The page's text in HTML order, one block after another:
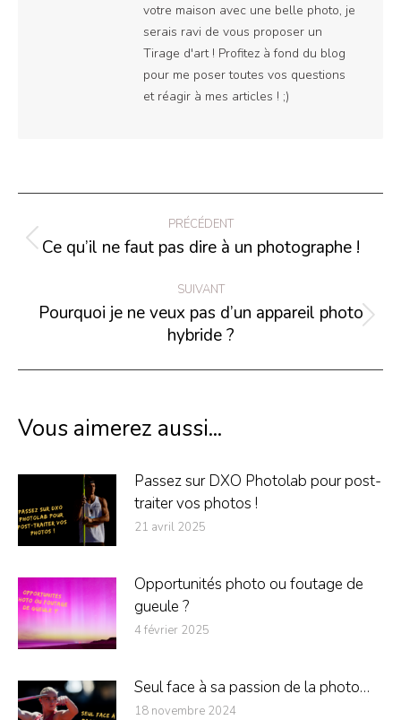
votre maison avec une belle photo, je
serais ravi de vous proposer un
Tirage d'art ! Profitez à fond du blog
pour me poser toutes vos questions
et réagir à mes articles ! ;)
article
PRÉCÉDENT
Article
:
Ce qu’il ne faut pas dire à un photographe !
SUIVANT
Article
suivant
:
Pourquoi je ne veux pas d’un appareil photo
hybride ?
Vous aimerez aussi...
Passez sur DXO Photolab pour post-
traiter vos photos !
21 avril 2025
Opportunités photo ou foutage de
gueule ?
4 février 2025
Seul face à sa passion de la photo…
18 novembre 2024